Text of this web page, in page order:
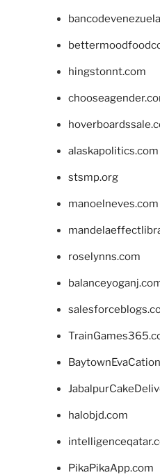
hingstonnt.com
alaskapolitics.com
stsmp.org
manoelneves.com
roselynns.com
halobjd.com
PikaPikaApp.com